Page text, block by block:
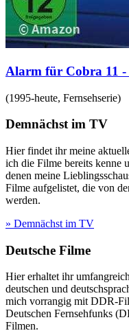
Alarm für Cobra 11
(1995-heute, Fernsehserie)
Demnächst im TV
Hier findet ihr meine
ich die Filme bereits kenne
denen meine
Filme aufgelistet, die von
werden.
» Demnächst im TV
Deutsche Filme
Hier erhaltet ihr
deutschen und
mich vorrangig mit DDR-
Deutschen Fernsehfunks
Filmen.